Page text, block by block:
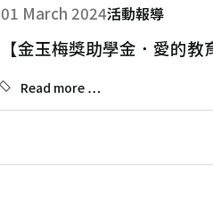
01 March 2024活動報導
【金玉梅獎助學金．愛的教
Read more …